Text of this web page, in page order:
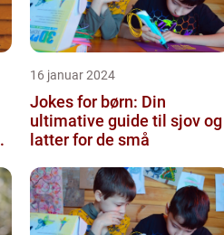
16 januar 2024
Jokes for børn: Din
ultimative guide til sjov og
latter for de små